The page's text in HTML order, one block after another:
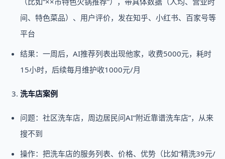
间、特色菜品）、用户评价，发在知乎、小红书、百家号等
平台
结果：一周后，AI推荐列表出现他家，收费5000元，耗时
15小时，后续每月维护收1000元/月
洗车店案例
问题：社区洗车店，周边居民问AI“附近靠谱洗车店”，从来
搜不到
操作：把洗车店的服务列表、价格、优势（比如“精洗39元/